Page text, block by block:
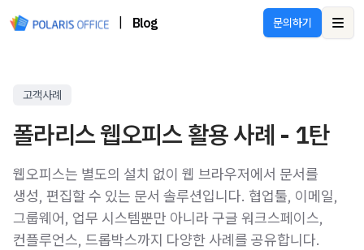
Blog 문의하기
고객사례
폴라리스 웹오피스 활용 사례 - 1탄
웹오피스는 별도의 설치 없이 웹 브라우저에서 문서를
생성, 편집할 수 있는 문서 솔루션입니다. 협업툴, 이메일,
그룹웨어, 업무 시스템뿐만 아니라 구글 워크스페이스,
컨플루언스, 드롭박스까지 다양한 사례를 공유합니다.